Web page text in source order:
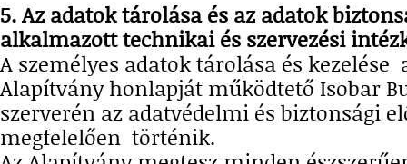
5. Az adatok tárolása és az adatok
alkalmazott technikai és szervezési
A személyes adatok tárolása és kezelése
Alapítvány honlapját működtető Isobar
szerverén az adatvédelmi és biztonsági
megfelelően történik.